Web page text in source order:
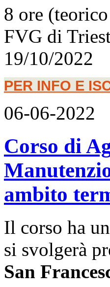
8 ore
FVG di
19/10/2022
PER INFO E
06-06-2022
Corso di
ambito
Il corso ha
si svolgerà
San